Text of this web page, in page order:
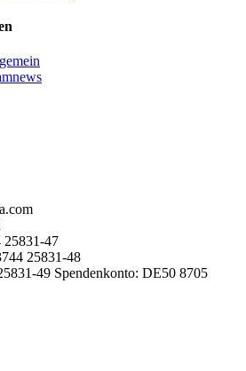
25831-47
25831-48
49 Spendenkonto: DE50 8705